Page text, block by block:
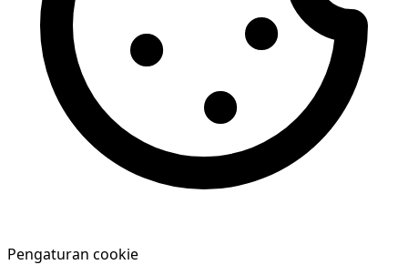
Pengaturan cookie